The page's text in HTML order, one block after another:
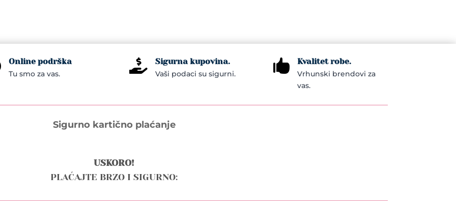
be
the
product
page
Online podrška
Tu smo za vas.  Sigurna kupovina.
Vaši podaci su sigurni.  Kvalitet robe.
Vrhunski brendovi za
vas.
Sigurno kartično plaćanje
USKORO!
PLAĆAJTE BRZO I SIGURNO: